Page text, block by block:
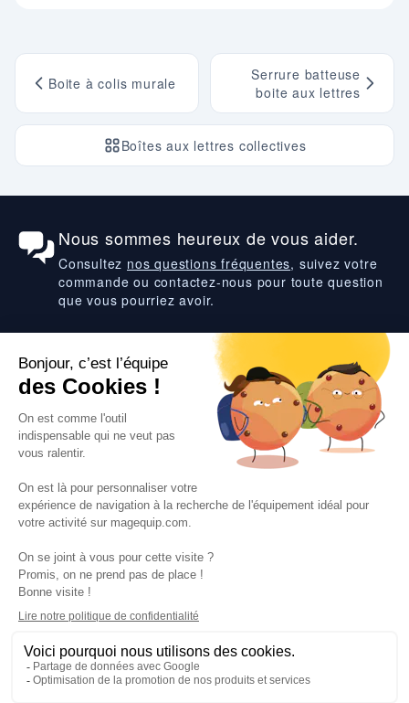
Boite à colis murale
Boîtes aux lettres collectives
Serrure batteuse
boite aux lettres
Nous sommes heureux de vous aider.
Consultez nos questions fréquentes, suivez votre
commande ou contactez-nous pour toute question
que vous pourriez avoir.
Suivez-nous
VOS SERVICES
VOS DEMANDES
NOTRE SOCIETE
CGV Données personnelles Prix euro HT
Nos partenaires·Guides et conseils